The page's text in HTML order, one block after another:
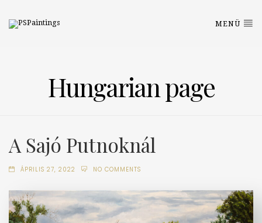
MENÜ
Hungarian page
A Sajó Putnoknál
ÁPRILIS 27, 2022 NO COMMENTS